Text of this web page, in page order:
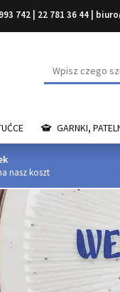
742 22 781 36 44
Wyszukaj
GARNKI,
nasz koszt